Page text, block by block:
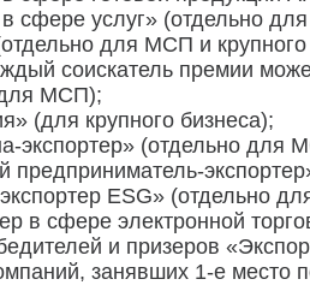
сфере услуг» (отдельно
для МСП и крупного
соискатель премии
МСП);
(для крупного бизнеса);
экспортер» (отдельно для
предприниматель-
ESG» (отдельно
в сфере электронной
и призеров
занявших 1-е место